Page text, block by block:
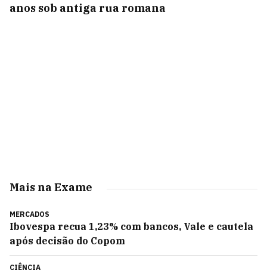
anos sob antiga rua romana
Mais na Exame
MERCADOS
Ibovespa recua 1,23% com bancos, Vale e cautela
após decisão do Copom
CIÊNCIA